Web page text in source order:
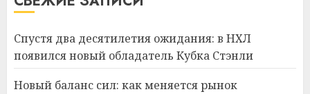
Спустя два десятилетия ожидания: в НХЛ
появился новый обладатель Кубка Стэнли
Новый баланс сил: как меняется рынок